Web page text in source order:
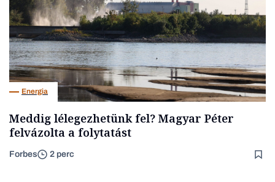
Energia
Meddig lélegezhetünk fel? Magyar Péter
felvázolta a folytatást
Forbes 2 perc